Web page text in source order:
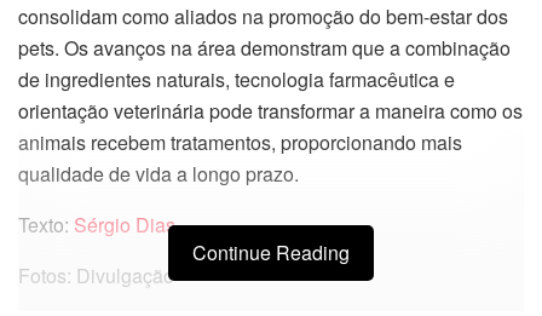
consolidam como aliados na promoção do bem-estar dos
pets. Os avanços na área demonstram que a combinação
de ingredientes naturais, tecnologia farmacêutica e
orientação veterinária pode transformar a maneira como os
animais recebem tratamentos, proporcionando mais
qualidade de vida a longo prazo.
Texto: Sérgio Dias
Fotos: Divulgação
Continue Reading